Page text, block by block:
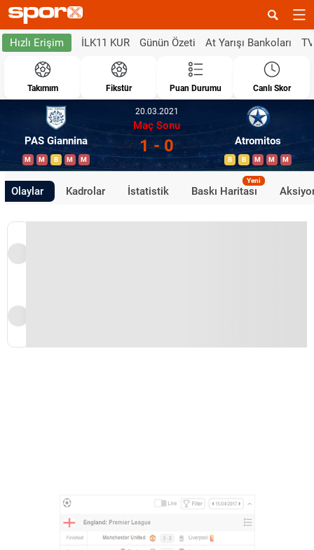
Hızlı Erişim İLK11 KUR Günün Özeti At Yarışı Bankoları
Takımım Fikstür Puan Durumu Canlı Skor
PAS Giannina
M M B M M
20.03.2021
Maç Sonu
1 - 0 Atromitos
B B M M M
Olaylar Kadrolar İstatistik Baskı Haritası
Yeni